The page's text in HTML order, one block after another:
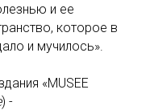
и ее
которое в
и мучилось».
«MUSEE
) -